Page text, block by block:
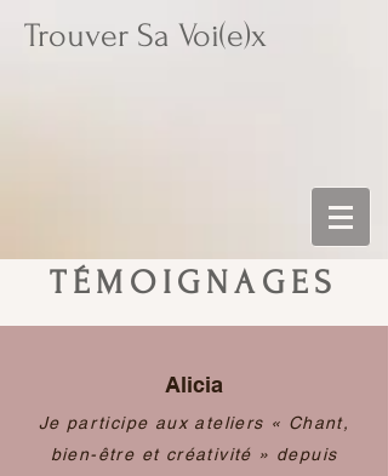
Trouver Sa Voi(e)x
TÉMOIGNAGES
Alicia
Je participe aux ateliers « Chant,
bien-être et créativité » depuis